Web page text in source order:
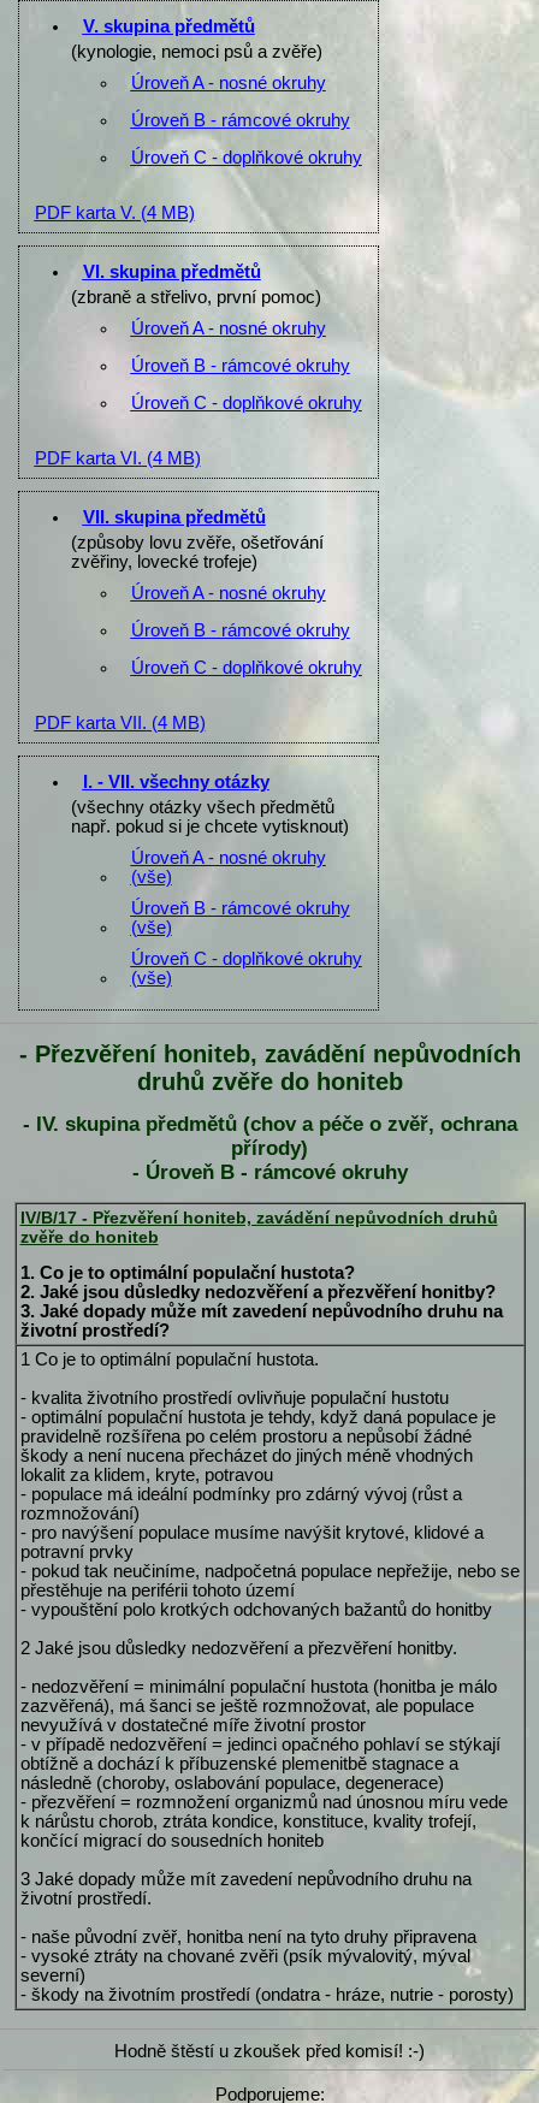
V. skupina předmětů
(kynologie, nemoci psů a zvěře)
Úroveň A - nosné okruhy
Úroveň B - rámcové okruhy
Úroveň C - doplňkové okruhy
PDF karta V. (4 MB)
VI. skupina předmětů
(zbraně a střelivo, první pomoc)
Úroveň A - nosné okruhy
Úroveň B - rámcové okruhy
Úroveň C - doplňkové okruhy
PDF karta VI. (4 MB)
VII. skupina předmětů
(způsoby lovu zvěře, ošetřování
zvěřiny, lovecké trofeje)
Úroveň A - nosné okruhy
Úroveň B - rámcové okruhy
Úroveň C - doplňkové okruhy
PDF karta VII. (4 MB)
I. - VII. všechny otázky
(všechny otázky všech předmětů
např. pokud si je chcete vytisknout)
Úroveň A - nosné okruhy
(vše)
Úroveň B - rámcové okruhy
(vše)
Úroveň C - doplňkové okruhy
(vše)
- Přezvěření honiteb, zavádění nepůvodních
druhů zvěře do honiteb
- IV. skupina předmětů (chov a péče o zvěř, ochrana
přírody)
- Úroveň B - rámcové okruhy
IV/B/17 - Přezvěření honiteb, zavádění nepůvodních druhů
zvěře do honiteb
1. Co je to optimální populační hustota?
2. Jaké jsou důsledky nedozvěření a přezvěření honitby?
3. Jaké dopady může mít zavedení nepůvodního druhu na
životní prostředí?
1 Co je to optimální populační hustota.
- kvalita životního prostředí ovlivňuje populační hustotu
- optimální populační hustota je tehdy, když daná populace je
pravidelně rozšířena po celém prostoru a nepůsobí žádné
škody a není nucena přecházet do jiných méně vhodných
lokalit za klidem, kryte, potravou
- populace má ideální podmínky pro zdárný vývoj (růst a
rozmnožování)
- pro navýšení populace musíme navýšit krytové, klidové a
potravní prvky
- pokud tak neučiníme, nadpočetná populace nepřežije, nebo se
přestěhuje na periférii tohoto území
- vypouštění polo krotkých odchovaných bažantů do honitby
2 Jaké jsou důsledky nedozvěření a přezvěření honitby.
- nedozvěření = minimální populační hustota (honitba je málo
zazvěřená), má šanci se ještě rozmnožovat, ale populace
nevyužívá v dostatečné míře životní prostor
- v případě nedozvěření = jedinci opačného pohlaví se stýkají
obtížně a dochází k příbuzenské plemenitbě stagnace a
následně (choroby, oslabování populace, degenerace)
- přezvěření = rozmnožení organizmů nad únosnou míru vede
k nárůstu chorob, ztráta kondice, konstituce, kvality trofejí,
končící migrací do sousedních honiteb
3 Jaké dopady může mít zavedení nepůvodního druhu na
životní prostředí.
- naše původní zvěř, honitba není na tyto druhy připravena
- vysoké ztráty na chované zvěři (psík mývalovitý, mýval
severní)
- škody na životním prostředí (ondatra - hráze, nutrie - porosty)
Hodně štěstí u zkoušek před komisí! :-)
Podporujeme: